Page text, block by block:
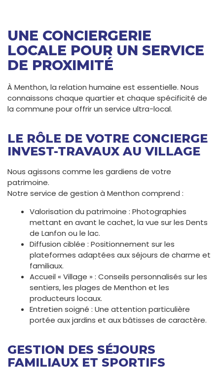
UNE CONCIERGERIE
LOCALE POUR UN SERVICE
DE PROXIMITÉ
À Menthon, la relation humaine est essentielle. Nous
connaissons chaque quartier et chaque spécificité de
la commune pour offrir un service ultra-local.
LE RÔLE DE VOTRE CONCIERGE
INVEST-TRAVAUX AU VILLAGE
Nous agissons comme les gardiens de votre
patrimoine.
Notre service de gestion à Menthon comprend :
Valorisation du patrimoine : Photographies
mettant en avant le cachet, la vue sur les Dents
de Lanfon ou le lac.
Diffusion ciblée : Positionnement sur les
plateformes adaptées aux séjours de charme et
familiaux.
Accueil « Village » : Conseils personnalisés sur les
sentiers, les plages de Menthon et les
producteurs locaux.
Entretien soigné : Une attention particulière
portée aux jardins et aux bâtisses de caractère.
GESTION DES SÉJOURS
FAMILIAUX ET SPORTIFS